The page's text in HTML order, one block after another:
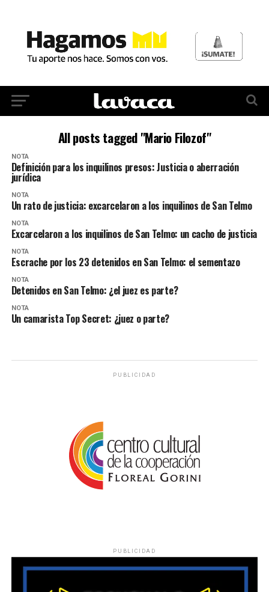
All posts tagged "Mario Filozof"
NOTA
Definición para los inquilinos presos: Justicia o aberración
jurídica
NOTA
Un rato de justicia: excarcelaron a los inquilinos de San Telmo
NOTA
Excarcelaron a los inquilinos de San Telmo: un cacho de justicia
NOTA
Escrache por los 23 detenidos en San Telmo: el sementazo
NOTA
Detenidos en San Telmo: ¿el juez es parte?
NOTA
Un camarista Top Secret: ¿juez o parte?
PUBLICIDAD
PUBLICIDAD